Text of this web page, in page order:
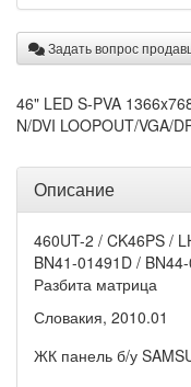
Задать вопрос
46" LED S-PVA
N/DVI LOOPOUT/VGA/
Описание
460UT-2 / CK46PS /
BN41-01491D /
Разбита матрица
Словакия, 2010.01
ЖК панель б/у